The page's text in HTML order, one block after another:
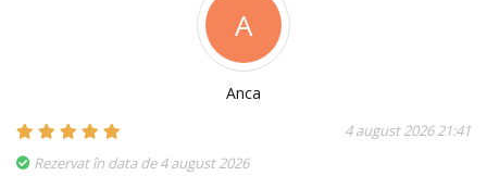
A
Anca
4 august 2026 21:41
Rezervat în data de 4 august 2026